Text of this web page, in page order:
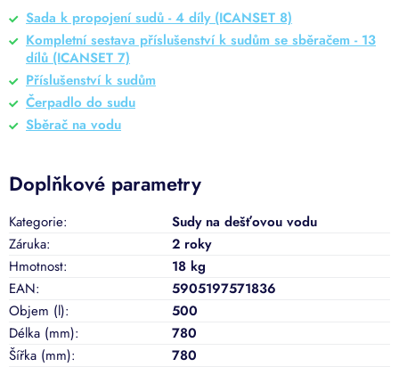
Sada k propojení sudů - 4 díly (ICANSET 8)
Kompletní sestava příslušenství k sudům se sběračem - 13
dílů (ICANSET 7)
Příslušenství k sudům
Čerpadlo do sudu
Sběrač na vodu
Doplňkové parametry
Kategorie:
Sudy na dešťovou vodu
Záruka:
2 roky
Hmotnost:
18 kg
EAN:
5905197571836
Objem (l):
500
Délka (mm):
780
Šířka (mm):
780